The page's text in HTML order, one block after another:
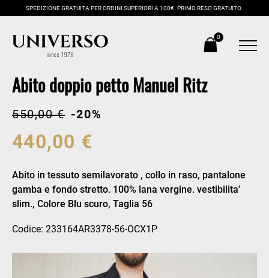
SPEDIZIONE GRATUITA PER ORDINI SUPERIORI A 100€. PRIMO RESO GRATUITO.
0
Abito doppio petto Manuel Ritz
550,00 € -20%
440,00 €
Abito in tessuto semilavorato , collo in raso, pantalone
gamba e fondo stretto. 100% lana vergine. vestibilita'
slim., Colore Blu scuro, Taglia 56
Codice: 233164AR3378-56-OCX1P